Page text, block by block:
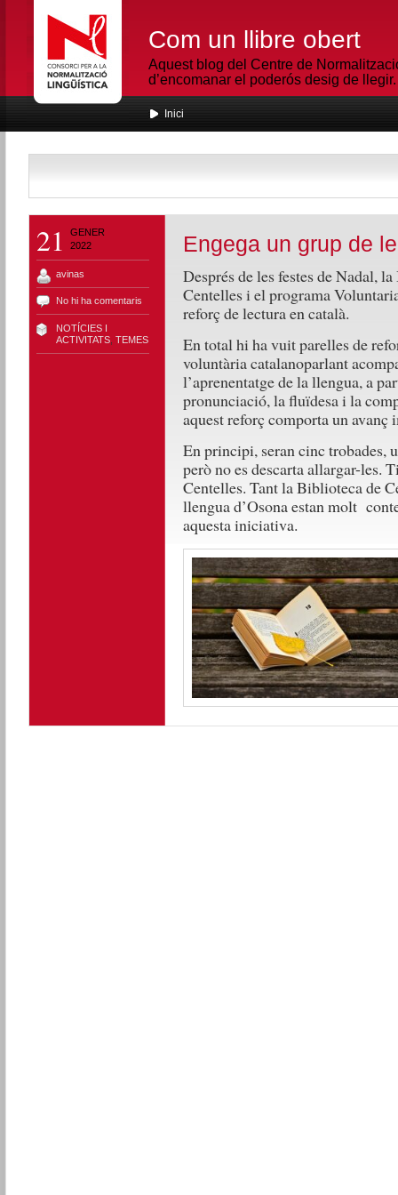
Com un llibre obert
Aquest blog del Centre de
d’encomanar el poderós desig de llegir.
Inici
21
GENER
2022
avinas
No hi ha comentaris
NOTÍCIES I
ACTIVITATS, TEMES
Engega un grup de
Després de les festes de Nadal,
Centelles i el programa
reforç de lectura en català.
En total hi ha vuit parelles de
voluntària catalanoparlant
l’aprenentatge de la llengua, a
pronunciació, la fluïdesa i la
aquest reforç comporta un avanç
En principi, seran cinc trobades,
però no es descarta allargar-les.
Centelles. Tant la Biblioteca de
llengua d’Osona estan molt
aquesta iniciativa.